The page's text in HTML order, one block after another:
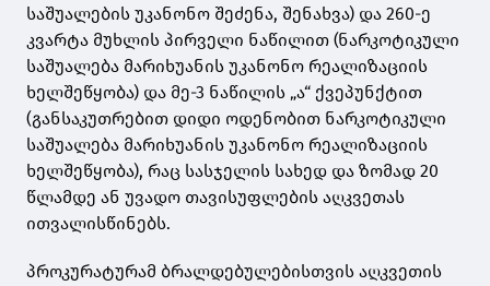
საშუალების უკანონო შეძენა, შენახვა) და 260-ე
კვარტა მუხლის პირველი ნაწილით (ნარკოტიკული
საშუალება მარიხუანის უკანონო რეალიზაციის
ხელშეწყობა) და მე-3 ნაწილის „ა“ ქვეპუნქტით
(განსაკუთრებით დიდი ოდენობით ნარკოტიკული
საშუალება მარიხუანის უკანონო რეალიზაციის
ხელშეწყობა), რაც სასჯელის სახედ და ზომად 20
წლამდე ან უვადო თავისუფლების აღკვეთას
ითვალისწინებს.
პროკურატურამ ბრალდებულებისთვის აღკვეთის